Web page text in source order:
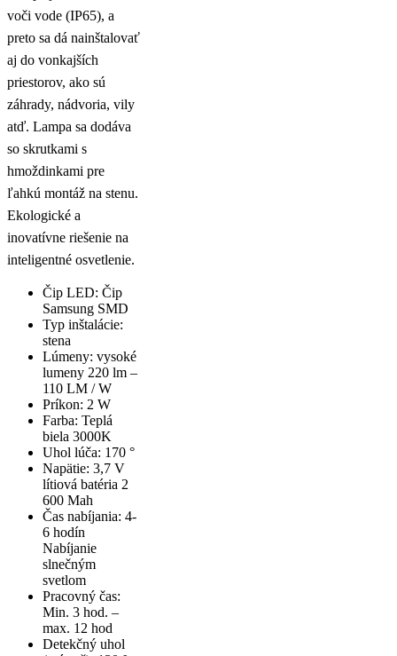
voči vode (IP65), a
preto sa dá nainštalovať
aj do vonkajších
priestorov, ako sú
záhrady, nádvoria, vily
atď. Lampa sa dodáva
so skrutkami s
hmoždinkami pre
ľahkú montáž na stenu.
Ekologické a
inovatívne riešenie na
inteligentné osvetlenie.
Čip LED: Čip
Samsung SMD
Typ inštalácie:
stena
Lúmeny: vysoké
lumeny 220 lm –
110 LM / W
Príkon: 2 W
Farba: Teplá
biela 3000K
Uhol lúča: 170 °
Napätie: 3,7 V
lítiová batéria 2
600 Mah
Čas nabíjania: 4-
6 hodín
Nabíjanie
slnečným
svetlom
Pracovný čas:
Min. 3 hod. –
max. 12 hod
Detekčný uhol